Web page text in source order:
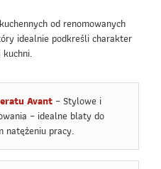
od renomowanych
idealnie podkreśli charakter
Avant – Stylowe i
– idealne blaty do
natężeniu pracy.